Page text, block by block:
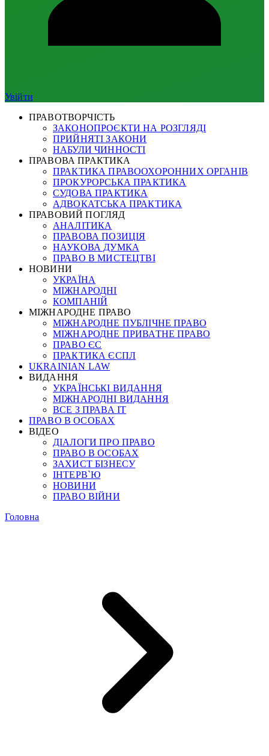
Увійти
ПРАВОТВОРЧІСТЬ
ЗАКОНОПРОЄКТИ НА РОЗГЛЯДІ
ПРИЙНЯТІ ЗАКОНИ
НАБУЛИ ЧИННОСТІ
ПРАВОВА ПРАКТИКА
ПРАКТИКА ПРАВООХОРОННИХ ОРГАНІВ
ПРОКУРОРСЬКА ПРАКТИКА
СУДОВА ПРАКТИКА
АДВОКАТСЬКА ПРАКТИКА
ПРАВОВИЙ ПОГЛЯД
АНАЛІТИКА
ПРАВОВА ПОЗИЦІЯ
НАУКОВА ДУМКА
ПРАВО В МИСТЕЦТВІ
НОВИНИ
УКРАЇНА
МІЖНАРОДНІ
КОМПАНІЙ
МІЖНАРОДНЕ ПРАВО
МІЖНАРОДНЕ ПУБЛІЧНЕ ПРАВО
МІЖНАРОДНЕ ПРИВАТНЕ ПРАВО
ПРАВО ЄС
ПРАКТИКА ЄСПЛ
UKRAINIAN LAW
ВИДАННЯ
УКРАЇНСЬКІ ВИДАННЯ
МІЖНАРОДНІ ВИДАННЯ
ВСЕ З ПРАВА ІТ
ПРАВО В ОСОБАХ
ВІДЕО
ДІАЛОГИ ПРО ПРАВО
ПРАВО В ОСОБАХ
ЗАХИСТ БІЗНЕСУ
ІНТЕРВ`Ю
НОВИНИ
ПРАВО ВІЙНИ
Головна